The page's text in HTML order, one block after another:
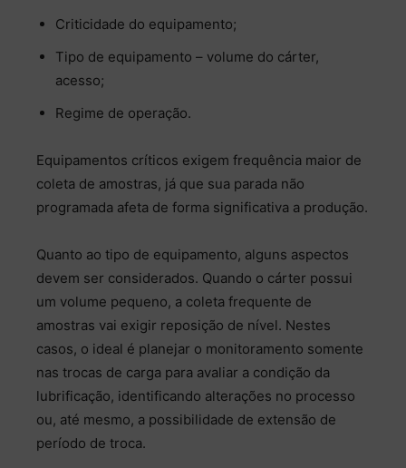
Criticidade do equipamento;
Tipo de equipamento – volume do cárter,
acesso;
Regime de operação.
Equipamentos críticos exigem frequência maior de
coleta de amostras, já que sua parada não
programada afeta de forma significativa a produção.
Quanto ao tipo de equipamento, alguns aspectos
devem ser considerados. Quando o cárter possui
um volume pequeno, a coleta frequente de
amostras vai exigir reposição de nível. Nestes
casos, o ideal é planejar o monitoramento somente
nas trocas de carga para avaliar a condição da
lubrificação, identificando alterações no processo
ou, até mesmo, a possibilidade de extensão de
período de troca.